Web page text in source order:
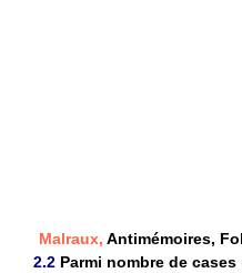
Malraux, Antimémoires,
2.2 Parmi nombre de